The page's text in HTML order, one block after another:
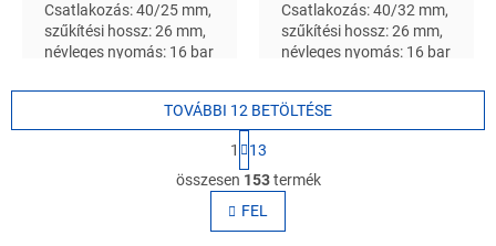
Csatlakozás: 40/25 mm,
szűkítési hossz: 26 mm,
névleges nyomás: 16 bar
Csatlakozás: 40/32 mm,
szűkítési hossz: 26 mm,
névleges nyomás: 16 bar
L
i
s
t
TOVÁBBI 12 BETÖLTÉSE
a
p
o
z
á
1
13
összesen 153termék
FEL